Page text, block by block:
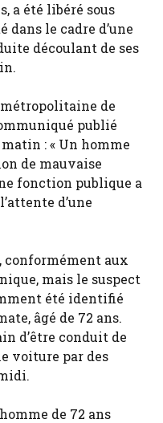
a été libéré sous
dans le cadre d’une
découlant de ses
de
publié
: « Un homme
de mauvaise
fonction publique a
d’une
conformément aux
mais le suspect
été identifié
âgé de 72 ans.
d’être conduit de
voiture par des
de 72 ans